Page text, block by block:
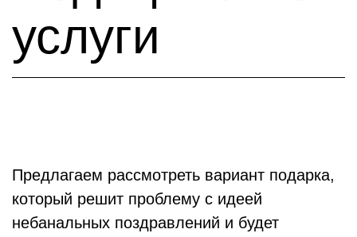
услуги
Предлагаем рассмотреть вариант подарка,
который решит проблему с идеей
небанальных поздравлений и будет